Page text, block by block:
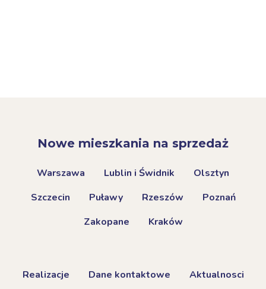
Nowe mieszkania na sprzedaż
Warszawa Lublin i Świdnik
Olsztyn
Szczecin
Puławy Rzeszów
Poznań
Zakopane
Kraków
Realizacje Dane kontaktowe
Aktualnosci